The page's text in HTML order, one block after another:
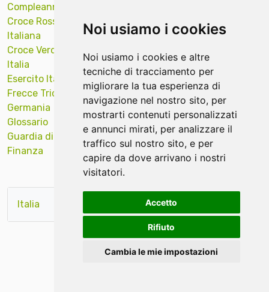
Noi usiamo i cookies
Noi usiamo i cookies e altre
tecniche di tracciamento per
migliorare la tua esperienza di
navigazione nel nostro sito, per
mostrarti contenuti personalizzati
e annunci mirati, per analizzare il
traffico sul nostro sito, e per
capire da dove arrivano i nostri
visitatori.
Accetto
Rifiuto
Cambia le mie impostazioni
Compleanno
Croce Rossa
Italiana
Croce Verde
Italia
Esercito Italiano
Frecce Tricolori
Germania
Glossario
Guardia di
Finanza
Unite
Polizia Locale
ricamati news
Protezione Civile
Quadri Opere
Arte
Religiosi
Remove Before
Flight news
Sub Diver
Sud Tirol
Targa Auto
Tecniche ricamo
Val Gardena
Veicoli Industriali
Venezia
Verona
Vigili del Fuoco
Italia verde